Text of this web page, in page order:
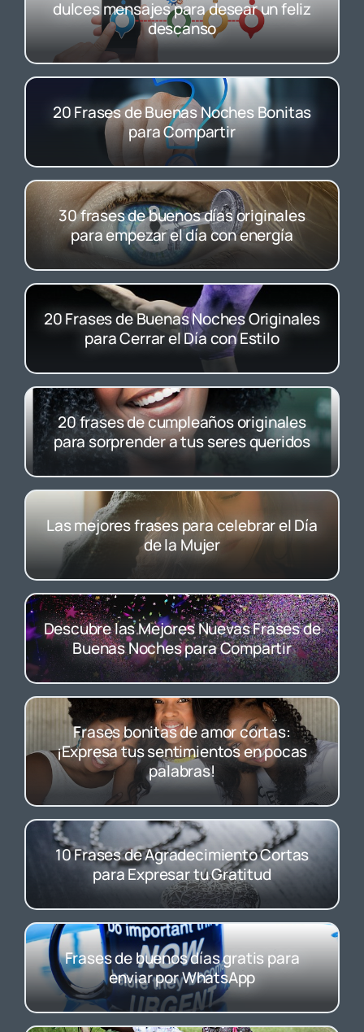
dulces mensajes para desear un feliz
descanso
20 Frases de Buenas Noches Bonitas
para Compartir
30 frases de buenos días originales
para empezar el día con energía
20 Frases de Buenas Noches Originales
para Cerrar el Día con Estilo
20 frases de cumpleaños originales
para sorprender a tus seres queridos
Las mejores frases para celebrar el Día
de la Mujer
Descubre las Mejores Nuevas Frases de
Buenas Noches para Compartir
Frases bonitas de amor cortas:
¡Expresa tus sentimientos en pocas
palabras!
10 Frases de Agradecimiento Cortas
para Expresar tu Gratitud
Frases de buenos días gratis para
enviar por WhatsApp